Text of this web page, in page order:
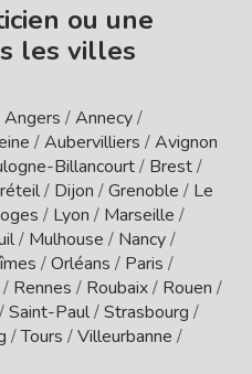
ou une
les villes
Angers /Annecy/
/Aubervilliers /Avignon
Billancourt/ Brest/
/ Dijon /Grenoble / Le
/ Lyon / Marseille /
/ Mulhouse / Nancy/
/Orléans / Paris /
/ Rennes / Roubaix/ Rouen /
/Saint-Paul/Strasbourg /
/Tours /Villeurbanne /